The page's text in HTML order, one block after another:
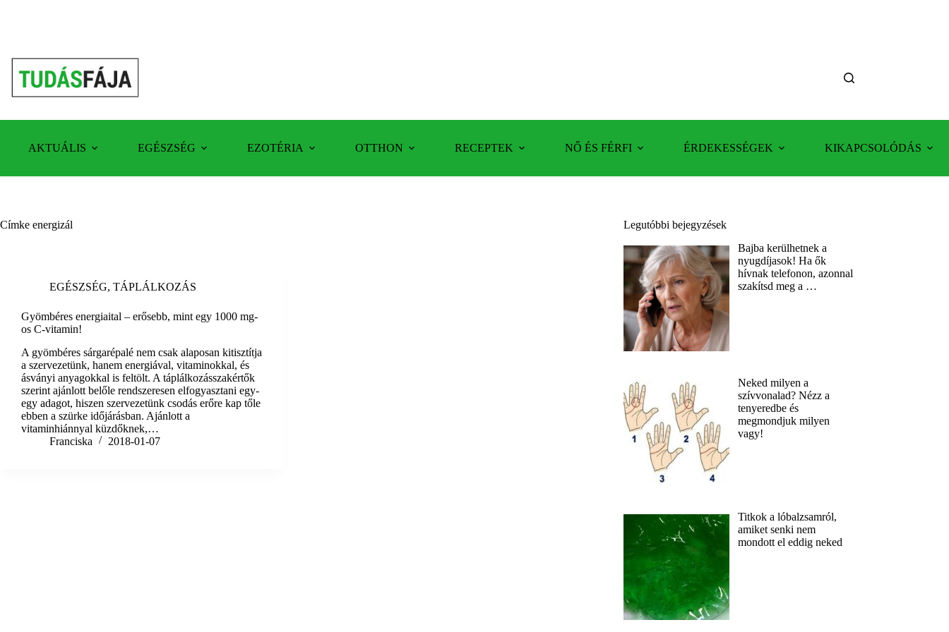
AKTUÁLIS EGÉSZSÉG EZOTÉRIA OTTHON RECEPTEK NŐ ÉS FÉRFI ÉRDEKESSÉGEK KIKAPCSOLÓDÁS
Címke energizál
EGÉSZSÉG, TÁPLÁLKOZÁS
Gyömbéres energiaital – erősebb, mint egy 1000 mg-
os C-vitamin!
A gyömbéres sárgarépalé nem csak alaposan kitisztítja
a szervezetünk, hanem energiával, vitaminokkal, és
ásványi anyagokkal is feltölt. A táplálkozásszakértők
szerint ajánlott belőle rendszeresen elfogyasztani egy-
egy adagot, hiszen szervezetünk csodás erőre kap tőle
ebben a szürke időjárásban. Ajánlott a
vitaminhiánnyal küzdőknek,…
Franciska
2018-01-07
Legutóbbi bejegyzések
Bajba kerülhetnek a
nyugdíjasok! Ha ők
hívnak telefonon, azonnal
szakítsd meg a …
Neked milyen a
szívvonalad? Nézz a
tenyeredbe és
megmondjuk milyen
vagy!
Titkok a lóbalzsamról,
amiket senki nem
mondott el eddig neked